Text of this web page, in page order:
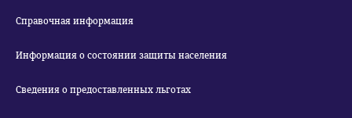
Справочная информация
Информация о состоянии защиты населения
Сведения о предоставленных льготах